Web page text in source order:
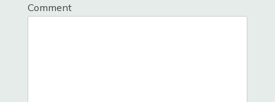
Comment